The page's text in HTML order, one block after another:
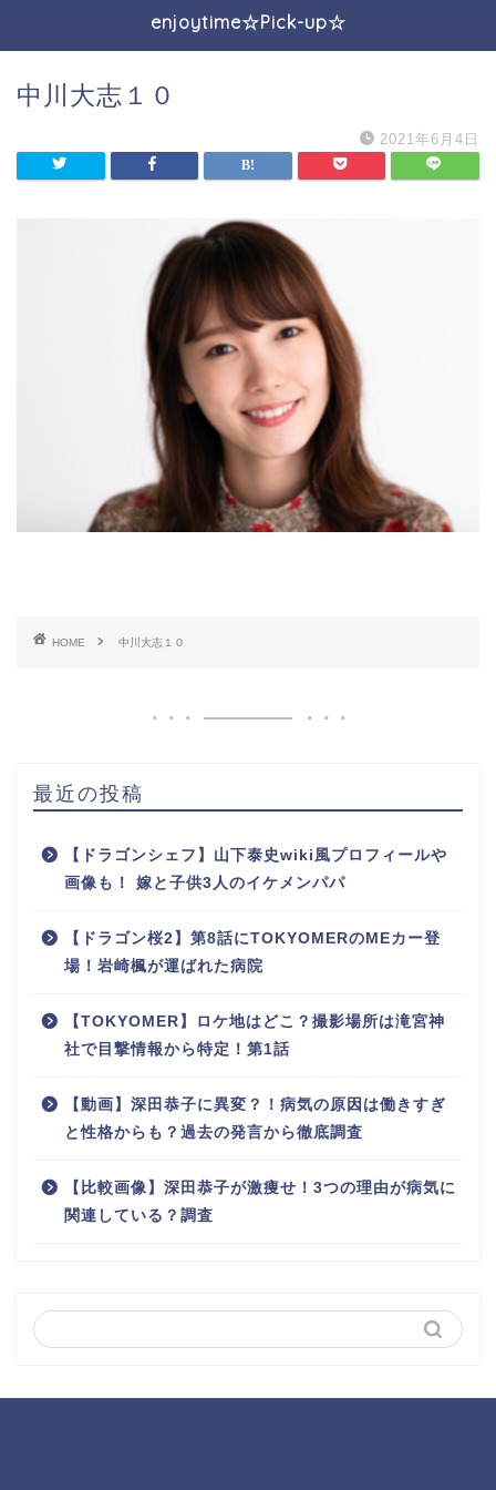
enjoytime☆Pick-up☆
中川大志１０
2021年6月4日
HOME 中川大志１０
最近の投稿
【ドラゴンシェフ】山下泰史wiki風プロフィールや
画像も！ 嫁と子供3人のイケメンパパ
【ドラゴン桜2】第8話にTOKYOMERのMEカー登
場！岩崎楓が運ばれた病院
【TOKYOMER】ロケ地はどこ？撮影場所は滝宮神
社で目撃情報から特定！第1話
【動画】深田恭子に異変？！病気の原因は働きすぎ
と性格からも？過去の発言から徹底調査
【比較画像】深田恭子が激痩せ！3つの理由が病気に
関連している？調査